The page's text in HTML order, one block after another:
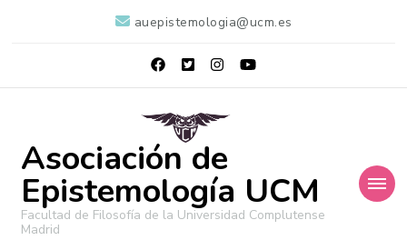
auepistemologia@ucm.es
Asociación de
Epistemología UCM
Facultad de Filosofía de la Universidad Complutense
Madrid